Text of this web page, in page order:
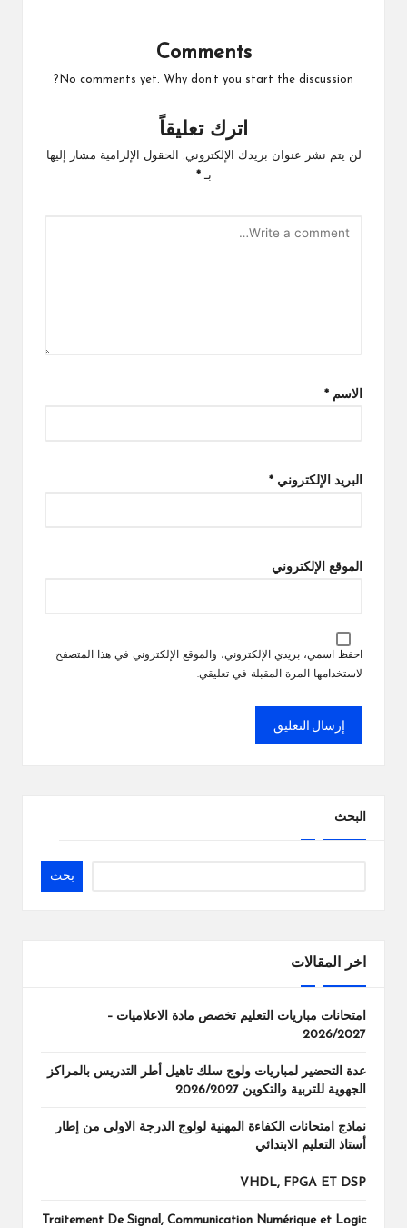
Comments
No comments yet. Why don’t you start the discussion?
اترك تعليقاً
لن يتم نشر عنوان بريدك الإلكتروني.
الحقول الإلزامية مشار إليها
بـ*
الاسم *
البريد الإلكتروني *
الموقع الإلكتروني
احفظ اسمي، بريدي الإلكتروني، والموقع الإلكتروني في هذا المتصفح
لاستخدامها المرة المقبلة في تعليقي.
البحث
بحث
اخر المقالات
امتحانات مباريات التعليم تخصص مادة الاعلاميات –
2026/2027
عدة التحضير لمباريات ولوج سلك تاهيل أطر التدريس بالمراكز
الجهوية للتربية والتكوين 2026/2027
نماذج امتحانات الكفاءة المهنية لولوج الدرجة الاولى من إطار
أستاذ التعليم الابتدائي
VHDL, FPGA ET DSP
Traitement De Signal, Communication Numérique et Logic